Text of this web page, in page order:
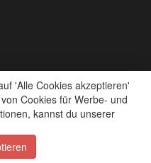
'Alle Cookies akzeptieren'
Cookies für Werbe- und
kannst du unserer